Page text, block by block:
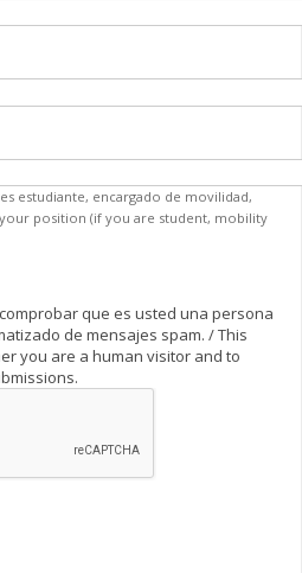
estudiante, encargado de movilidad,
position (if you are student, mobility
que es usted una persona
de mensajes spam. / This
you are a human visitor and to